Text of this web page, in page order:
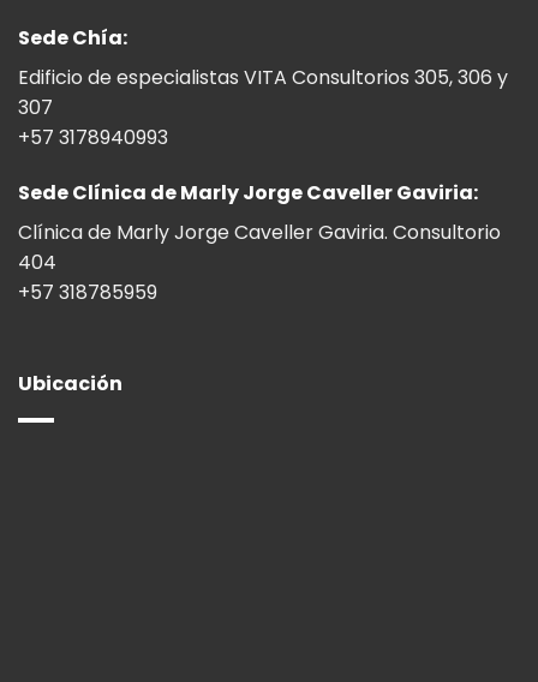
Sede Chía:
Edificio de especialistas VITA Consultorios 305, 306 y
307
+57 3178940993
Sede Clínica de Marly Jorge Caveller Gaviria:
Clínica de Marly Jorge Caveller Gaviria. Consultorio
404
+57 318785959
Ubicación